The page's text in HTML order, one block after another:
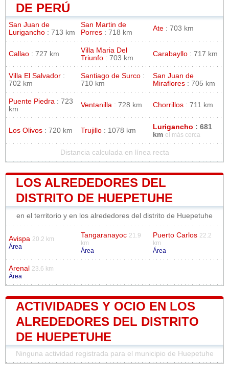
DE PERÚ
San Juan de
Lurigancho : 713 km
San Martin de
Porres : 718 km
Ate : 703 km
Callao : 727 km
Villa Maria Del
Triunfo : 703 km
Carabayllo : 717 km
Villa El Salvador :
702 km
Santiago de Surco :
710 km
San Juan de
Miraflores : 705 km
Puente Piedra : 723
km
Ventanilla : 728 km Chorrillos : 711 km
Los Olivos : 720 km Trujillo : 1078 km Lurigancho : 681
km el más cerca
Distancia calculada en línea recta
LOS ALREDEDORES DEL
DISTRITO DE HUEPETUHE
en el territorio y en los alrededores del distrito de Huepetuhe
Avispa 20.2 km
Área
Tangaranayoc 21.9
km
Área
Puerto Carlos 22.2
km
Área
Arenal
23.6 km
Área
ACTIVIDADES Y OCIO EN LOS
ALREDEDORES DEL DISTRITO
DE HUEPETUHE
Ninguna actividad registrada para el municipio de Huepetuhe